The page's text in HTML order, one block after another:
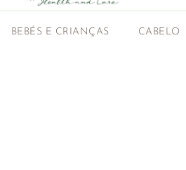
BEBÉS E CRIANÇAS CABELO